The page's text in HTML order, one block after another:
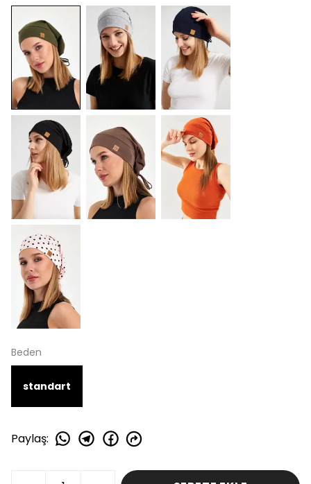
Beden
standart
Paylaş: